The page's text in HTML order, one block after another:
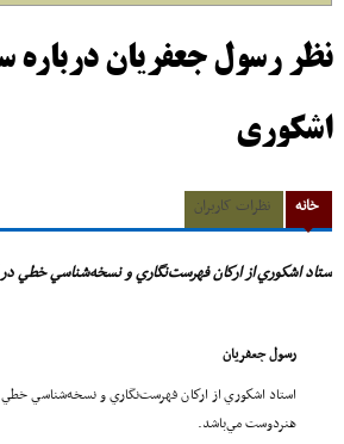
نظر رسول جعفریان درباره
اشکوری
خانه نظرات کاربران
ستاد اشكوري از اركان فهرست‌نگاري و نسخه‌شناسي خطي
رسول جعفريان
استاد اشكوري از اركان فهرست‌نگاري و نسخه‌شناسي
هنر‌دوست مي‌باشد.